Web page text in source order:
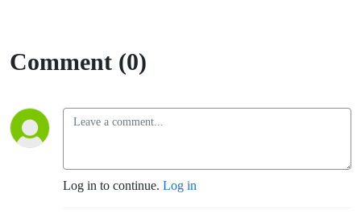
Comment (0)
Log in to continue. Log in